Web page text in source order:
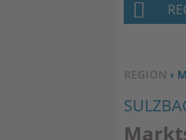
SIE
REGION ›
H
M
E